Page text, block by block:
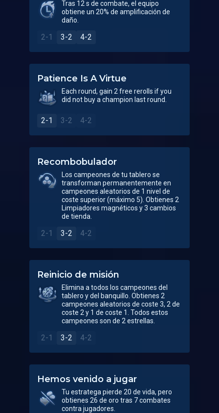
Tras 12 s de combate, el equipo
obtiene un 20% de amplificación de
daño.
2-1 3-2 4-2
Patience Is A Virtue
Each round, gain 2 free rerolls if you
did not buy a champion last round.
2-1 3-2 4-2
Recombobulador
Los campeones de tu tablero se
transforman permanentemente en
campeones aleatorios de 1 nivel de
coste superior (máximo 5). Obtienes 2
Limpiadores magnéticos y 3 cambios
de tienda.
2-1 3-2 4-2
Reinicio de misión
Elimina a todos los campeones del
tablero y del banquillo. Obtienes 2
campeones aleatorios de coste 3, 2 de
coste 2 y 1 de coste 1. Todos estos
campeones son de 2 estrellas.
2-1 3-2 4-2
Hemos venido a jugar
Tu estratega pierde 20 de vida, pero
obtienes 26 de oro tras 7 combates
contra jugadores.